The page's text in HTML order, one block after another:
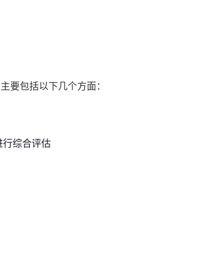
要包括以下几个方面：
行综合评估